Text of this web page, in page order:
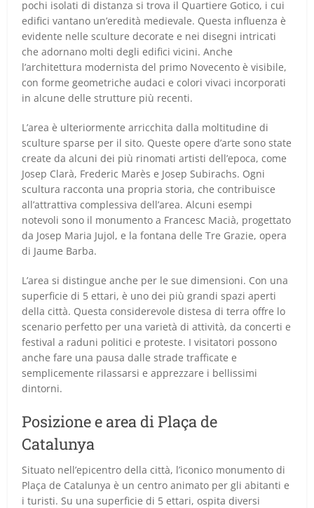
pochi isolati di distanza si trova il Quartiere Gotico, i cui
edifici vantano un’eredità medievale. Questa influenza è
evidente nelle sculture decorate e nei disegni intricati
che adornano molti degli edifici vicini. Anche
l’architettura modernista del primo Novecento è visibile,
con forme geometriche audaci e colori vivaci incorporati
in alcune delle strutture più recenti.
L’area è ulteriormente arricchita dalla moltitudine di
sculture sparse per il sito. Queste opere d’arte sono state
create da alcuni dei più rinomati artisti dell’epoca, come
Josep Clarà, Frederic Marès e Josep Subirachs. Ogni
scultura racconta una propria storia, che contribuisce
all’attrattiva complessiva dell’area. Alcuni esempi
notevoli sono il monumento a Francesc Macià, progettato
da Josep Maria Jujol, e la fontana delle Tre Grazie, opera
di Jaume Barba.
L’area si distingue anche per le sue dimensioni. Con una
superficie di 5 ettari, è uno dei più grandi spazi aperti
della città. Questa considerevole distesa di terra offre lo
scenario perfetto per una varietà di attività, da concerti e
festival a raduni politici e proteste. I visitatori possono
anche fare una pausa dalle strade trafficate e
semplicemente rilassarsi e apprezzare i bellissimi
dintorni.
Posizione e area di Plaça de
Catalunya
Situato nell’epicentro della città, l’iconico monumento di
Plaça de Catalunya è un centro animato per gli abitanti e
i turisti. Su una superficie di 5 ettari, ospita diversi